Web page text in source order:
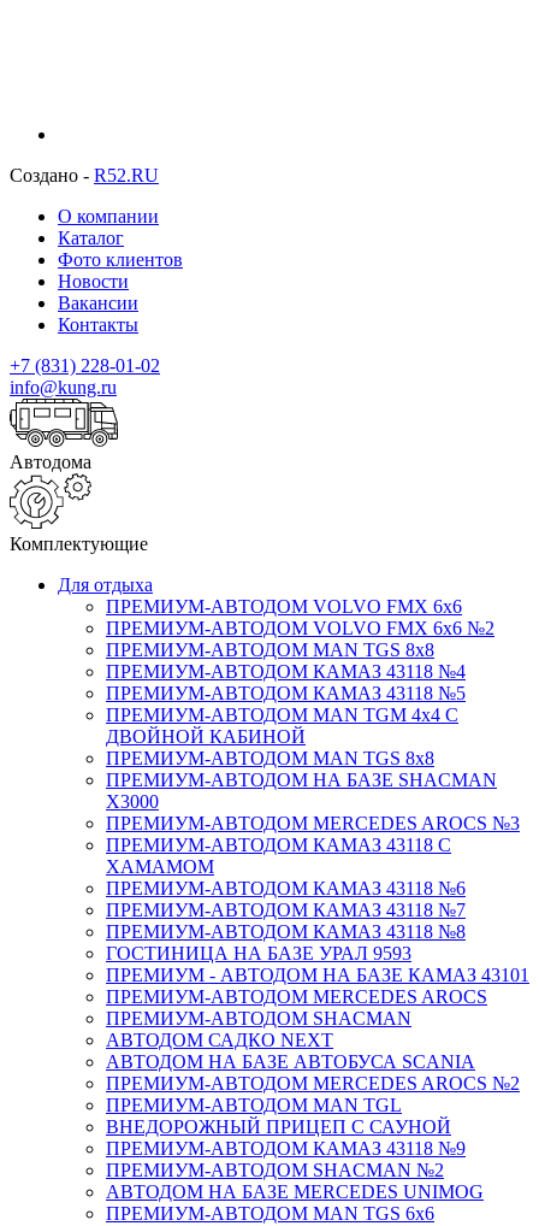
Создано - R52.RU
О компании
Каталог
Фото клиентов
Новости
Вакансии
Контакты
+7 (831) 228-01-02
info@kung.ru
Автодома
Комплектующие
Для отдыха
ПРЕМИУМ-АВТОДОМ VOLVO FMX 6x6
ПРЕМИУМ-АВТОДОМ VOLVO FMX 6x6 №2
ПРЕМИУМ-АВТОДОМ MAN TGS 8х8
ПРЕМИУМ-АВТОДОМ КАМАЗ 43118 №4
ПРЕМИУМ-АВТОДОМ КАМАЗ 43118 №5
ПРЕМИУМ-АВТОДОМ MAN TGM 4х4 С
ДВОЙНОЙ КАБИНОЙ
ПРЕМИУМ-АВТОДОМ MAN TGS 8х8
ПРЕМИУМ-АВТОДОМ НА БАЗЕ SHACMAN
X3000
ПРЕМИУМ-АВТОДОМ MERCEDES AROCS №3
ПРЕМИУМ-АВТОДОМ КАМАЗ 43118 С
ХАМАМОМ
ПРЕМИУМ-АВТОДОМ КАМАЗ 43118 №6
ПРЕМИУМ-АВТОДОМ КАМАЗ 43118 №7
ПРЕМИУМ-АВТОДОМ КАМАЗ 43118 №8
ГОСТИНИЦА НА БАЗЕ УРАЛ 9593
ПРЕМИУМ - АВТОДОМ НА БАЗЕ КАМАЗ 43101
ПРЕМИУМ-АВТОДОМ MERCEDES AROCS
ПРЕМИУМ-АВТОДОМ SHACMAN
АВТОДОМ САДКО NEXT
АВТОДОМ НА БАЗЕ АВТОБУСА SCANIA
ПРЕМИУМ-АВТОДОМ MERCEDES AROCS №2
ПРЕМИУМ-АВТОДОМ MAN TGL
ВНЕДОРОЖНЫЙ ПРИЦЕП С САУНОЙ
ПРЕМИУМ-АВТОДОМ КАМАЗ 43118 №9
ПРЕМИУМ-АВТОДОМ SHACMAN №2
АВТОДОМ НА БАЗЕ MERCEDES UNIMOG
ПРЕМИУМ-АВТОДОМ MAN TGS 6х6